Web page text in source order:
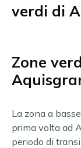
verdi di
Zone
La zona a
prima volta ad
periodo di